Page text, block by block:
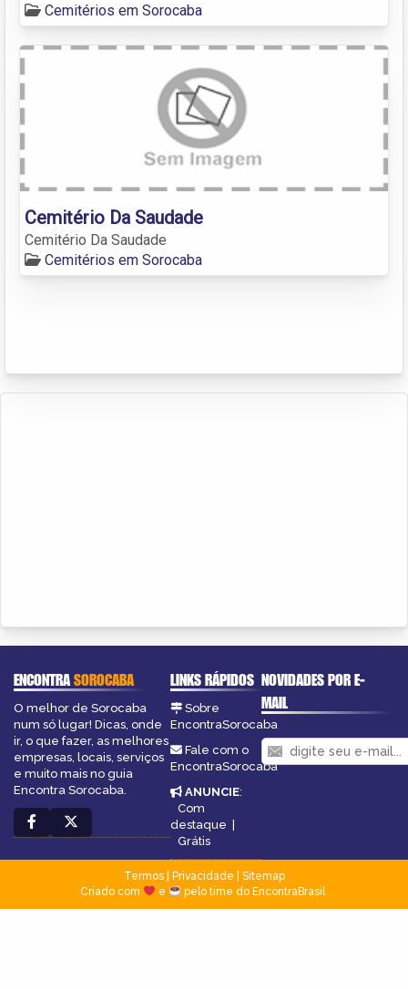
Cemitérios em Sorocaba
Cemitério Da Saudade
Cemitério Da Saudade
Cemitérios em Sorocaba
ENCONTRASOROCABA
O melhor de Sorocaba
num só lugar! Dicas, onde
ir, o que fazer, as melhores
empresas, locais, serviços
e muito mais no guia
Encontra Sorocaba.
LINKS RÁPIDOS
Sobre
EncontraSorocaba
Fale com o
EncontraSorocaba
ANUNCIE:
Com
destaque |
Grátis
NOVIDADES POR E-
MAIL
Termos| Privacidade
Sitemap
Criado com
e pelo time do EncontraBrasil